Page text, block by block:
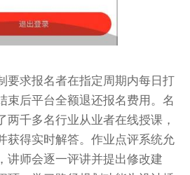
要求报名者在指定周期内每日打
束后平台全额退还报名费用。名
两千多名行业从业者在线授课，
获得实时解答。作业点评系统允
讲师会逐一评讲并提出修改建